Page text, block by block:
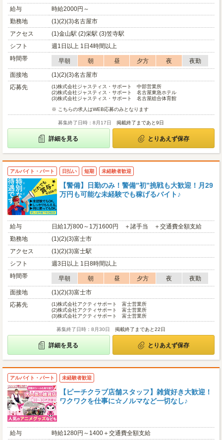
給与
時給2000円～
勤務地
(1)(2)(3)名古屋市
アクセス
(1)金山駅 (2)栄駅 (3)笠寺駅
シフト
週1日以上 1日4時間以上
時間帯
早朝 朝 昼 夕方 夜
夜勤
面接地
(1)(2)(3)名古屋市
応募先
(1)株式会社ジャスティス・サポート 中部営業所
(2)株式会社ジャスティス・サポート 名古屋東急ホテル
(3)株式会社ジャスティス・サポート 名古屋総合体育館
※ こちらの求人はWEB応募のみとなります
募集終了日時：8月17日 掲載終了まであと9日
詳細を見る とりあえず保存
アルバイト・パート 日払い 短期 未経験者歓迎
【警備】日勤のみ！警備”初”挑戦も大歓迎！月29
万円も可能な未経験でも稼げるバイト♪
給与
日給1万800～1万1600円 ＋諸手当 ＋交通費全額支給
勤務地
(1)(2)(3)富士市
アクセス
(1)(2)(3)富士駅
シフト
週3日以上 1日8時間以上
時間帯
早朝 朝 昼 夕方 夜
夜勤
面接地
(1)(2)(3)富士市
応募先
(1)株式会社アクティサポート 富士営業所
(2)株式会社アクティサポート 富士営業所
(3)株式会社アクティサポート 富士営業所
募集終了日時：8月30日 掲載終了まであと22日
詳細を見る とりあえず保存
アルバイト・パート 未経験者歓迎
【ピーチクラブ店舗スタッフ】雑貨好き大歓迎！
ワクワクを仕事に☆ノルマなど一切なし♪
給与 時給1280円～1400＋交通費全額支給